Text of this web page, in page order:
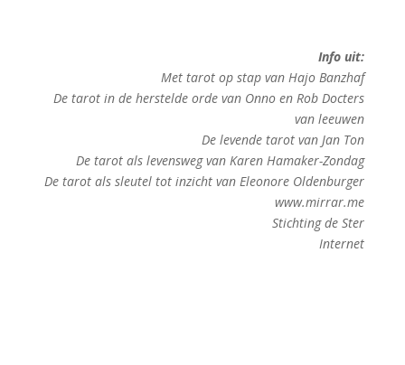
Info uit:
Met tarot op stap van Hajo Banzhaf
De tarot in de herstelde orde van Onno en Rob Docters
van leeuwen
De levende tarot van Jan Ton
De tarot als levensweg van Karen Hamaker-Zondag
De tarot als sleutel tot inzicht van Eleonore Oldenburger
www.mirrar.me
Stichting de Ster
Internet